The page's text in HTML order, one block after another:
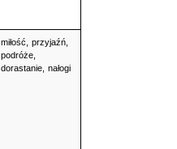
miłość, przyjaźń,
podróże,
dorastanie, nałogi